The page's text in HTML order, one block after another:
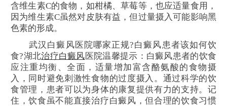
含维生素C的食物，如柑橘、草莓等，也应适量食用，
因为维生素C虽然对皮肤有益，但过量摄入可能影响黑
色素的形成。
武汉白癜风医院哪家正规?白癜风患者该如何饮
食?湖北治疗白癜风医院温馨提示：白癜风患者的饮食
应注重均衡、全面，适量增加富含酪氨酸的食物摄
入，同时避免刺激性食物的过度摄入。通过科学的饮
食管理，患者可以为身体的康复提供有力的支持。记
住，饮食虽不能直接治疗白癜风，但合理的饮食习惯